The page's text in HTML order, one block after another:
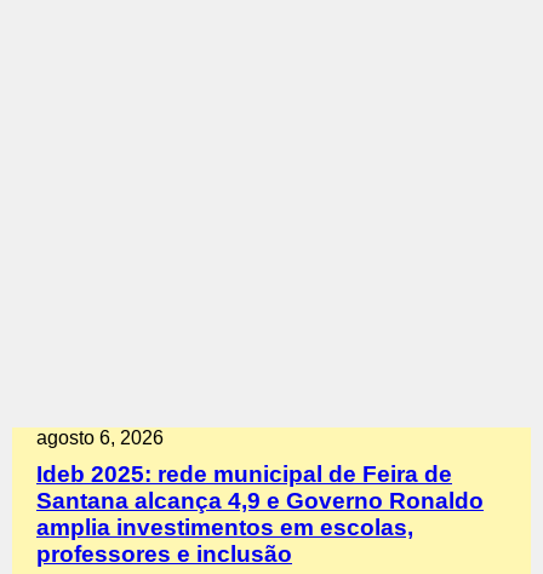
agosto 6, 2026
Ideb 2025: rede municipal de Feira de
Santana alcança 4,9 e Governo Ronaldo
amplia investimentos em escolas,
professores e inclusão